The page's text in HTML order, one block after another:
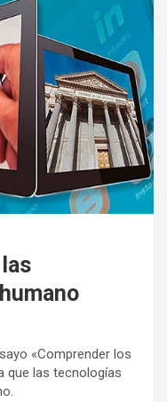
«Comprender los
que las tecnologías